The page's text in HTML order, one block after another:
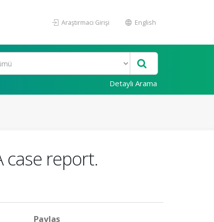
Araştırmacı Girişi English
Detaylı Arama
case report.
Paylaş